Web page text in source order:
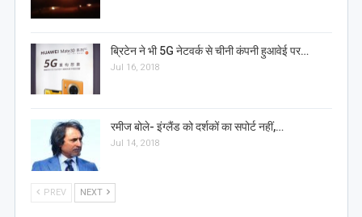
ब्रिटेन ने भी 5G नेटवर्क से चीनी कंपनी हुआवेई पर…
Jul 16, 2018
रमीज बोले- इंग्लैंड को दर्शकों का सपोर्ट नहीं,…
Jul 14, 2018
PREV NEXT